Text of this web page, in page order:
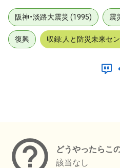
阪神・淡路大震災 (1995) 震
復興 収録:人と防災未来セ
どうやったらこ
該当なし